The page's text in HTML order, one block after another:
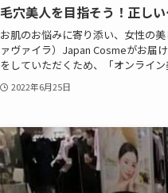
毛穴美人を目指そう！正し
お肌のお悩みに寄り添い、女性の
ァヴァイラ）Japan Cosmeがお届
をしていただくため、「オンライ
2022年6月25日